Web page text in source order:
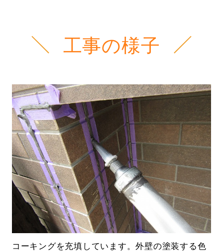
工事の様子
コーキングを充填しています。外壁の塗装する色